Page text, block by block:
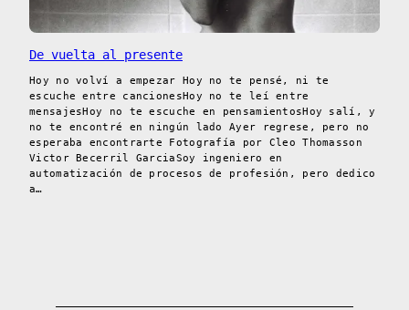
De vuelta al presente
Hoy no volví a empezar Hoy no te pensé, ni te
escuche entre cancionesHoy no te leí entre
mensajesHoy no te escuche en pensamientosHoy salí, y
no te encontré en ningún lado Ayer regrese, pero no
esperaba encontrarte Fotografía por Cleo Thomasson
Victor Becerril GarciaSoy ingeniero en
automatización de procesos de profesión, pero dedico
a…